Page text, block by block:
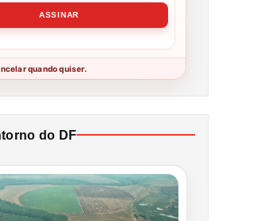
quando quiser.
do DF